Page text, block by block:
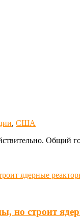
, США
Общий
но строит